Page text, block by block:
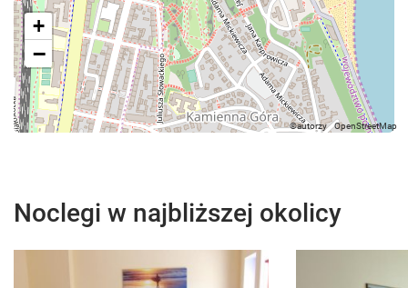
+
−
Noclegi w najbliższej okolicy